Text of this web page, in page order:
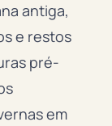
antiga,
e restos
pré-
em